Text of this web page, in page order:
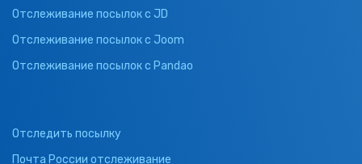
Отслеживание посылок с JD
Отслеживание посылок с Joom
Отслеживание посылок с Pandao
Отследить посылку
Почта России отслеживание